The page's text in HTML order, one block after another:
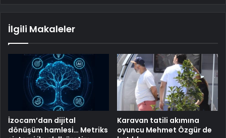
İlgili Makaleler
İzocam’dan dijital
dönüşüm hamlesi… Metriks
Karavan tatili akımına
oyuncu Mehmet Özgür de